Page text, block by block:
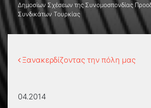
Δημοσίων Σχέσεων της Συνομοσπονδίας
Συνδικάτων Τουρκίας
Ξανακερδίζοντας την πόλη μας
04.2014